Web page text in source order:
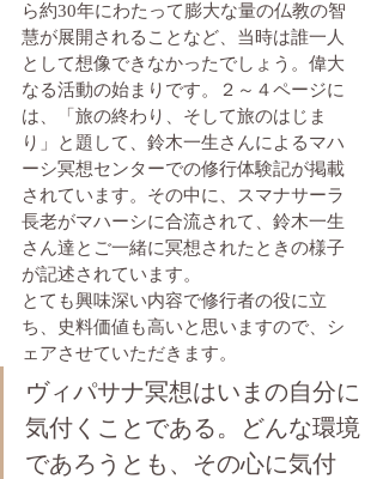
ら約30年にわたって膨大な量の仏教の智
慧が展開されることなど、当時は誰一人
として想像できなかったでしょう。偉大
なる活動の始まりです。２～４ページに
は、「旅の終わり、そして旅のはじま
り」と題して、鈴木一生さんによるマハ
ーシ冥想センターでの修行体験記が掲載
されています。その中に、スマナサーラ
長老がマハーシに合流されて、鈴木一生
さん達とご一緒に冥想されたときの様子
が記述されています。
とても興味深い内容で修行者の役に立
ち、史料価値も高いと思いますので、シ
ェアさせていただきます。
ヴィパサナ冥想はいまの自分に
気付くことである。どんな環境
であろうとも、その心に気付